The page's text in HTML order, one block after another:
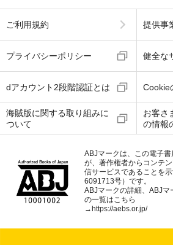
ご利用規約 提供事
プライバシーポリシー 健全な
dアカウント2段階認証とは Cookie
海賊版に関する取り組みに
ついて
お客さ
の情報
ABJマークは、この電子
が、著作権者からコンテ
信サービスであることを
6091713号）です。
ABJマークの詳細、ABJ
の一覧はこちら
→ https://aebs.or.jp/